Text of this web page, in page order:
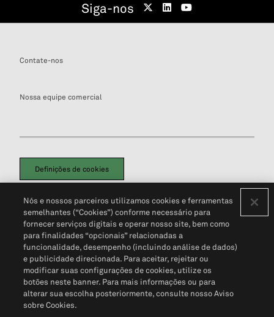
Siga-nos
Contate-nos
Nossa equipe comercial
Definições de cookies
Política de PrivacidadePortal de privacidade do cliente (em inglês)
Não Venda Minhas Informações Pessoais© 2026 S&P Global
Nós e nossos parceiros utilizamos cookies e ferramentas
semelhantes (“Cookies”) conforme necessário para
fornecer serviços digitais e operar nosso site, bem como
para finalidades “opcionais” relacionadas a
funcionalidade, desempenho (incluindo análise de dados)
e publicidade direcionada. Para aceitar, rejeitar ou
modificar suas configurações de cookies, utilize os
botões neste banner. Para mais informações ou para
alterar sua escolha posteriormente, consulte nosso Aviso
sobre Cookies.